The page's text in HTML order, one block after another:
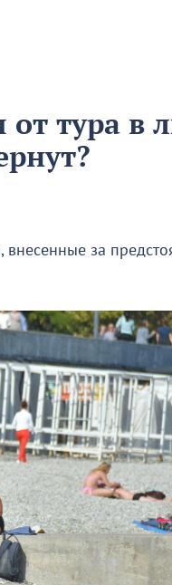
от тура в
внесенные за